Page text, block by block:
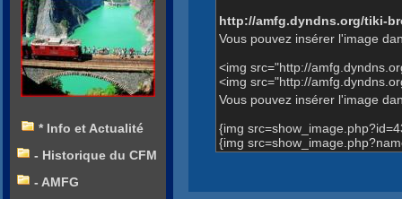
http://amfg.dyndns.org/tiki-
Vous pouvez insérer l'image
<img src="http://
<img src="http://
Vous pouvez insérer l'image
{img
{img
* Info et Actualité
- Historique du CFM
- AMFG